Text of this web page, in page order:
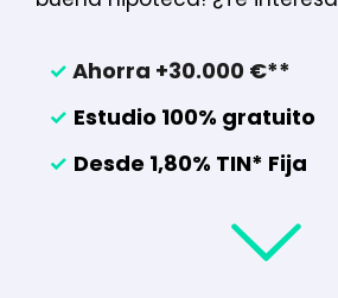
✓ Ahorra +30.000 €**
✓ Estudio 100% gratuito
✓ Desde 1,80% TIN* Fija